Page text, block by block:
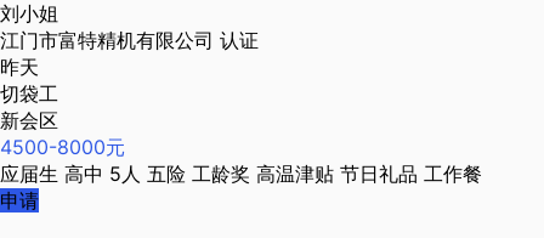
刘小姐
江门市富特精机有限公司 认证
昨天
切袋工
新会区
4500-8000元
应届生 高中 5人 五险 工龄奖 高温津贴 节日礼品 工作餐
申请